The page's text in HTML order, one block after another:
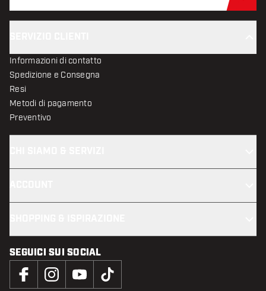
Informazioni di contatto
Spedizione e Consegna
Resi
Metodi di pagamento
Preventivo
SEGUICI SUI SOCIAL